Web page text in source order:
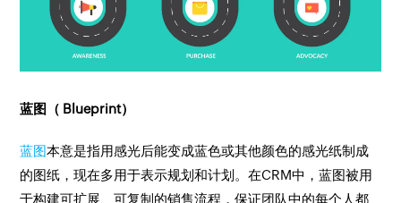
蓝图（ Blueprint）
蓝图本意是指用感光后能变成蓝色或其他颜色的感光纸制成
的图纸，现在多用于表示规划和计划。在CRM中，蓝图被用
于构建可扩展、可复制的销售流程，保证团队中的每个人都